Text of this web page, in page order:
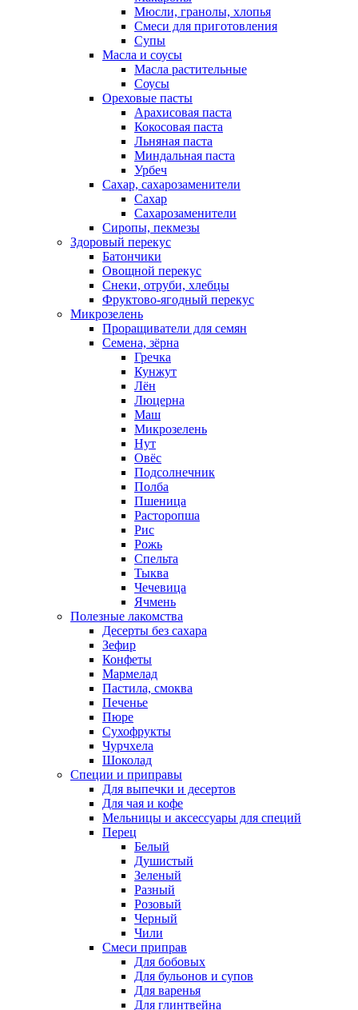
Мюсли, гранолы, хлопья
Смеси для приготовления
Супы
Масла и соусы
Масла растительные
Соусы
Ореховые пасты
Арахисовая паста
Кокосовая паста
Льняная паста
Миндальная паста
Урбеч
Сахар, сахарозаменители
Сахар
Сахарозаменители
Сиропы, пекмезы
Здоровый перекус
Батончики
Овощной перекус
Снеки, отруби, хлебцы
Фруктово-ягодный перекус
Микрозелень
Проращиватели для семян
Семена, зёрна
Гречка
Кунжут
Лён
Люцерна
Маш
Микрозелень
Нут
Овёс
Подсолнечник
Полба
Пшеница
Расторопша
Рис
Рожь
Спельта
Тыква
Чечевица
Ячмень
Полезные лакомства
Десерты без сахара
Зефир
Конфеты
Мармелад
Пастила, смоква
Печенье
Пюре
Сухофрукты
Чурчхела
Шоколад
Специи и приправы
Для выпечки и десертов
Для чая и кофе
Мельницы и аксессуары для специй
Перец
Белый
Душистый
Зеленый
Разный
Розовый
Черный
Чили
Смеси приправ
Для бобовых
Для бульонов и супов
Для варенья
Для глинтвейна